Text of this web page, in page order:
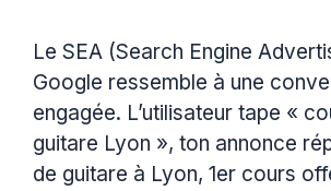
Le SEA (Search Engine
Google ressemble à une
engagée. L’utilisateur tape «
guitare Lyon », ton annonce
de guitare à Lyon, 1er cours